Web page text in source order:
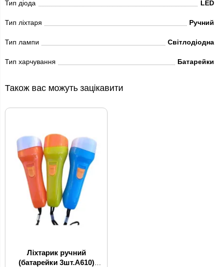
Тип діода LED
Тип ліхтаря Ручний
Тип лампи Світлодіодна
Тип харчування Батарейки
Також вас можуть зацікавити
Ліхтарик ручний
(батарейки 3шт.А610)